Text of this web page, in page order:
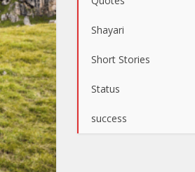
Shayari
Short Stories
Status
success